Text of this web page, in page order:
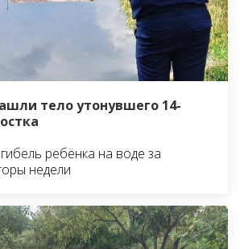
тело утонувшего 14-
ребёнка на воде за
недели